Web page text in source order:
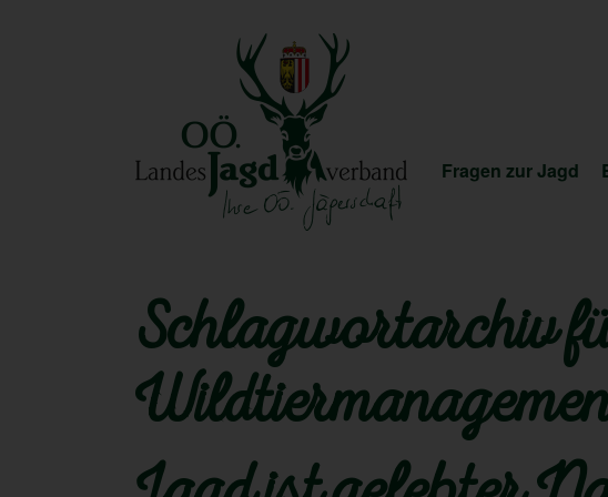
Fragen zur Jagd
Schlagwortarchiv